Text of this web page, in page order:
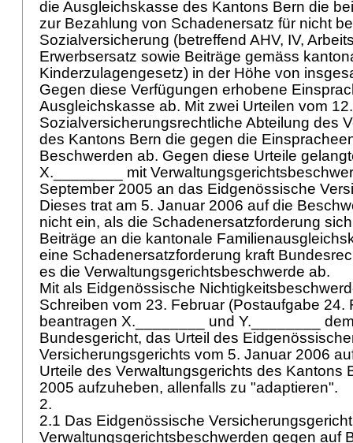
die Ausgleichskasse des Kantons Bern die
zur Bezahlung von Schadenersatz für nicht
Sozialversicherung (betreffend AHV, IV,
Erwerbsersatz sowie Beiträge gemäss
Kinderzulagengesetz) in der Höhe von
Gegen diese Verfügungen erhobene
Ausgleichskasse ab. Mit zwei Urteilen vom
Sozialversicherungsrechtliche Abteilung des
des Kantons Bern die gegen die
Beschwerden ab. Gegen diese Urteile
X.________ mit
September 2005 an das Eidgenössische
Dieses trat am 5. Januar 2006 auf die
nicht ein, als die Schadenersatzforderung
Beiträge an die kantonale
eine Schadenersatzforderung kraft
es die Verwaltungsgerichtsbeschwerde ab.
Mit als Eidgenössische
Schreiben vom 23. Februar (Postaufgabe 24.
beantragen X.________ und Y.________
Bundesgericht, das Urteil des
Versicherungsgerichts vom 5. Januar 2006
Urteile des Verwaltungsgerichts des Kantons
2005 aufzuheben, allenfalls zu "adaptieren".
2.
2.1 Das Eidgenössische
Verwaltungsgerichtsbeschwerden gegen auf